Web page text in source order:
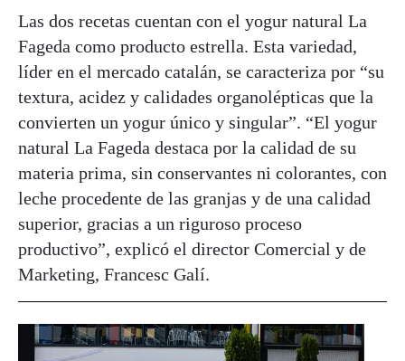
Las dos recetas cuentan con el yogur natural La
Fageda como producto estrella. Esta variedad,
líder en el mercado catalán, se caracteriza por “su
textura, acidez y calidades organolépticas que la
convierten un yogur único y singular”. “El yogur
natural La Fageda destaca por la calidad de su
materia prima, sin conservantes ni colorantes, con
leche procedente de las granjas y de una calidad
superior, gracias a un riguroso proceso
productivo”, explicó el director Comercial y de
Marketing, Francesc Galí.